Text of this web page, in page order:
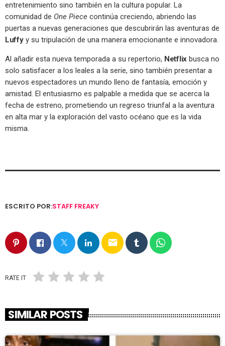
entretenimiento sino también en la cultura popular. La
comunidad de One Piece continúa creciendo, abriendo las
puertas a nuevas generaciones que descubrirán las aventuras de
Luffyy su tripulación de una manera emocionante e innovadora.
Al añadir esta nueva temporada a su repertorio, Netflixbusca no
solo satisfacer a los leales a la serie, sino también presentar a
nuevos espectadores un mundo lleno de fantasía, emoción y
amistad. El entusiasmo es palpable a medida que se acerca la
fecha de estreno, prometiendo un regreso triunfal a la aventura
en alta mar y la exploración del vasto océano que es la vida
misma.
ESCRITO POR:STAFF FREAKY
email
RATE IT
SIMILAR POSTS